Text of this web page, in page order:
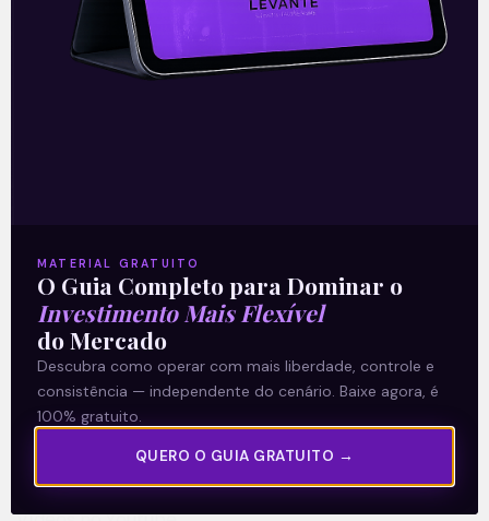
06/11/2023
Sobre nós
Termos e Condições
Política de Privacidade
Explore
E Eu Com Isso?
MATERIAL GRATUITO
O Guia Completo para Dominar o
Investimento Mais Flexível
do Mercado
Descubra como operar com mais liberdade, controle e
consistência — independente do cenário. Baixe agora, é
100% gratuito.
QUERO O GUIA GRATUITO →